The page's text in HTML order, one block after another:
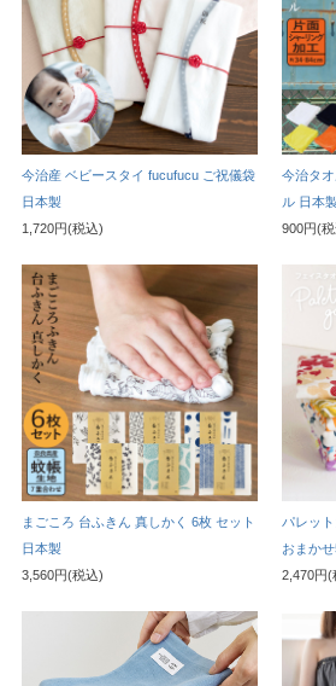
今治産 ベビースタイ fucufucu ご祝儀袋
日本製
1,720円(税込)
今治タ
ル 日本
900円(
まごころ 台ふきん 真しかく 6枚 セット
日本製
3,560円(税込)
パレッ
おまか
2,470円(